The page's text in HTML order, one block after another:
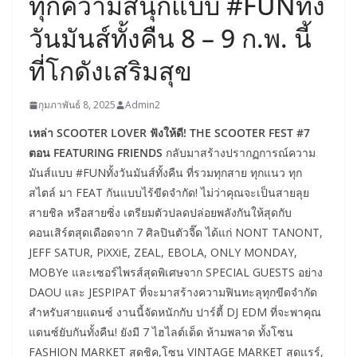
วันมันส์ทั้งคืน 8 – 9 ก.พ. นี้
ที่โกดังเสริมสุข
กุมภาพันธ์ 8, 2025 Admin2
เหล่า SCOOTER LOVER ฟังให้ดี! THE SCOOTER FEST #7
ตอน FEATURING FRIENDS กลับมาสร้างปรากฏการณ์ความ
มันส์แบบ #FUNทั้งวันมันส์ทั้งคืน ที่รวมทุกสาย ทุกแนว ทุก
สไตล์ มา FEAT กันแบบไร้ขีดจำกัด! ไม่ว่าคุณจะเป็นสายลุย
สายชิล หรือสายซิ่ง เตรียมตัวปลดปล่อยพลังกันให้สุดกับ
คอนเสิร์ตสุดเดือดจาก 7 ศิลปินตัวจี๊ด ได้แก่ NONT TANONT,
JEFF SATUR, PiXXiE, ZEAL, EBOLA, ONLY MONDAY,
MOBYe และเซอร์ไพรส์สุดพิเศษจาก SPECIAL GUESTS อย่าง
DAOU และ JESPIPAT ที่จะมาสร้างความฟินทะลุทุกขีดจำกัด
สำหรับสายแดนซ์ งานนี้จัดหนักกับ ปาร์ตี้ DJ EDM ที่จะพาคุณ
แดนซ์ยับกันทั้งคืน! ยังมี 7 ไฮไลต์เด็ด ห้ามพลาด ทั้งโซน
FASHION MARKET สุดชิค,โซน VINTAGE MARKET สุดแรร์,